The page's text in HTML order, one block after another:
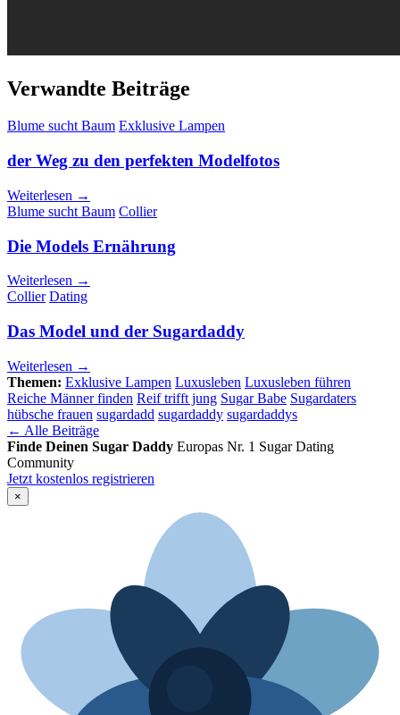
Verwandte Beiträge
Blume sucht Baum Exklusive Lampen
der Weg zu den perfekten Modelfotos
Weiterlesen →
Blume sucht Baum Collier
Die Models Ernährung
Weiterlesen →
Collier Dating
Das Model und der Sugardaddy
Weiterlesen →
Themen: Exklusive Lampen Luxusleben Luxusleben führen
Reiche Männer finden Reif trifft jung Sugar Babe Sugardaters
hübsche frauen sugardadd sugardaddy sugardaddys
← Alle Beiträge
Finde Deinen Sugar Daddy Europas Nr. 1 Sugar Dating
Community
Jetzt kostenlos registrieren
×